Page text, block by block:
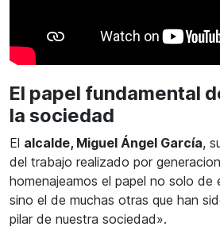
El papel fundamental
la sociedad
El alcalde, Miguel Ángel García,
del trabajo realizado por
homenajeamos el papel no solo de
sino el de muchas otras que han
pilar de nuestra sociedad».